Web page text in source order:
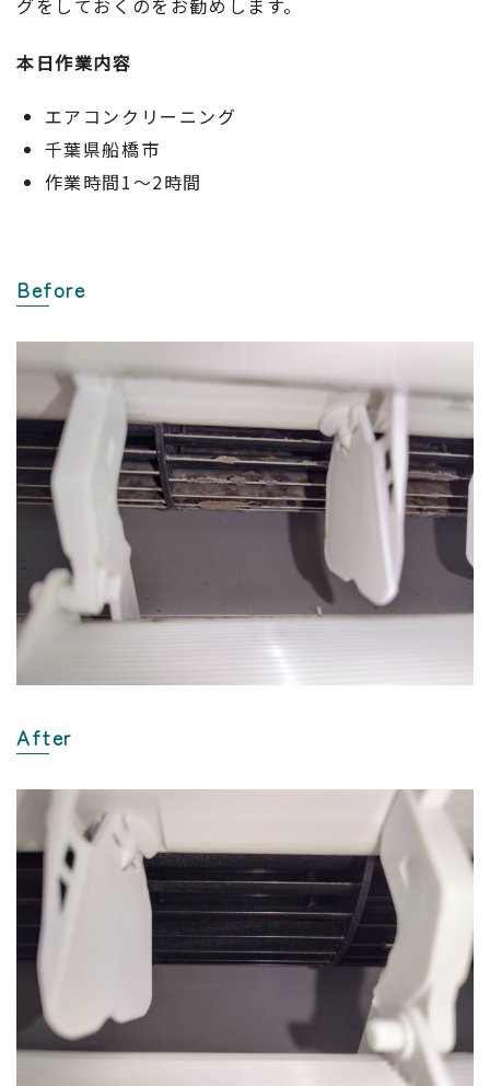
グをしておくのをお勧めします。
本日作業内容
エアコンクリーニング
千葉県船橋市
作業時間1～2時間
Before
After